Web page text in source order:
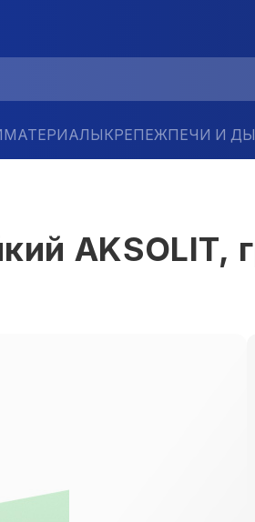
КРЕПЕЖПЕЧИ И
AKSOLIT,